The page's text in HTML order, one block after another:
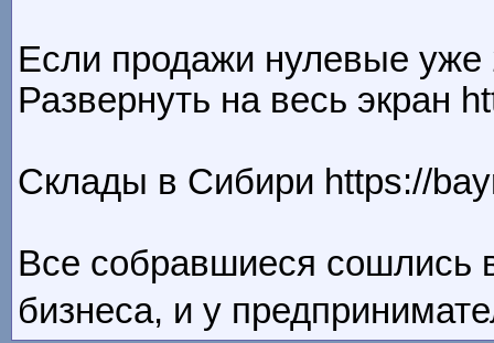
Если продажи нулевые уже
Развернуть на весь экран
Склады в Сибири https://
Все собравшиеся сошлись
бизнеса, и у